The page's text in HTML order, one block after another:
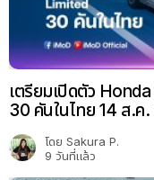
เตรียมเปิดตัว
30 คันในไทย 14 ส.ค.
โดย Sakura P.
9 วันที่แล้ว